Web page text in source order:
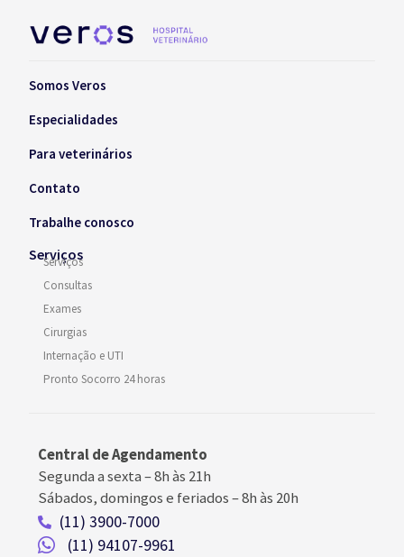
Somos Veros
Especialidades
Para veterinários
Contato
Trabalhe conosco
Serviços
Serviços
Consultas
Exames
Cirurgias
Internação e UTI
Pronto Socorro 24 horas
Central de Agendamento
Segunda a sexta –8h às 21h
Sábados, domingos e feriados–8h às 20h
(11) 3900-7000
(11) 94107-9961